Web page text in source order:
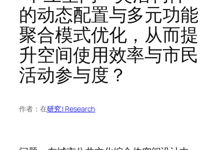
的动态配置与多元功能
聚合模式优化，从而提
升空间使用效率与市民
活动参与度？
作者： 在研究 | Research